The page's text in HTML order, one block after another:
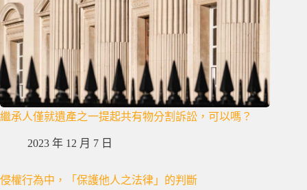
繼承人僅就遺產之一提起共有物分割訴訟，可以嗎？
2023 年 12 月 7 日
侵權行為中，「保護他人之法律」的判斷